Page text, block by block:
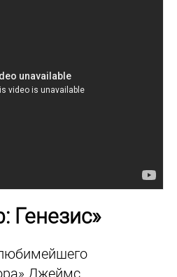
Генезис»
Джеймс